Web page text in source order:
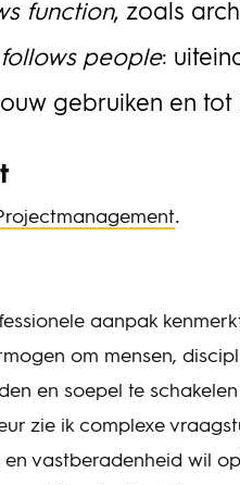
function, zoals
people:
gebruiken en tot
.
aanpak
om mensen,
en soepel te
zie ik complexe
vastberadenheid wil